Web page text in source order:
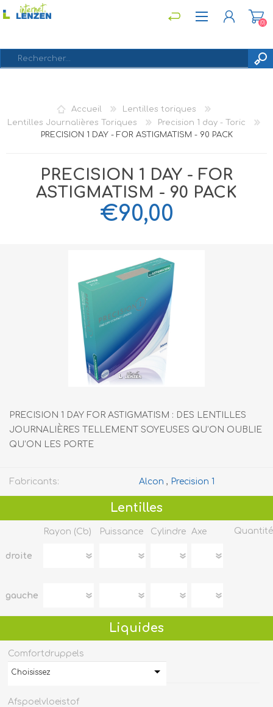
CONNEXION
(0)
Accueil
Lentilles toriques
Lentilles Journalières Toriques
Precision 1 day - Toric
PRECISION 1 DAY - FOR ASTIGMATISM - 90 PACK
PRECISION 1 DAY - FOR
ASTIGMATISM - 90 PACK
€90,00
PRECISION 1 DAY FOR ASTIGMATISM : DES LENTILLES
JOURNALIÈRES TELLEMENT SOYEUSES QU’ON OUBLIE
QU’ON LES PORTE
Fabricants: Alcon , Precision 1
Lentilles
Rayon (cb) Puissance Cylindre Axe Quantité
droite
gauche
Liquides
Comfortdruppels
Choisissez
Afspoelvloeistof